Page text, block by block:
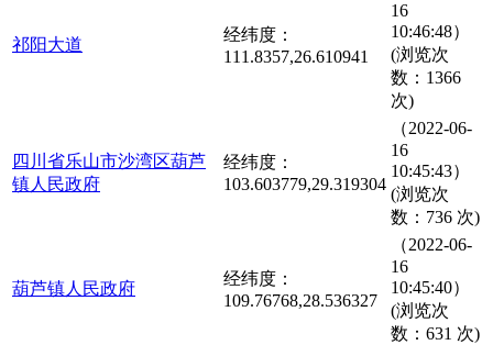
祁阳大道
经纬度：
111.8357,26.610941
16
10:46:48）
(浏览次
数：1366
次)
四川省乐山市沙湾区葫芦
镇人民政府
经纬度：
103.603779,29.319304
（2022-06-
16
10:45:43）
(浏览次
数：736 次)
葫芦镇人民政府
经纬度：
109.76768,28.536327
（2022-06-
16
10:45:40）
(浏览次
数：631 次)